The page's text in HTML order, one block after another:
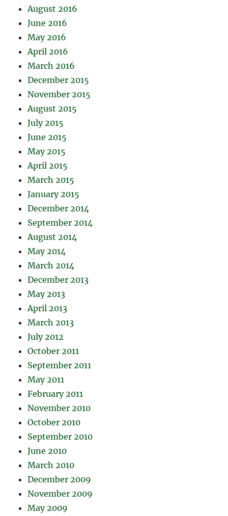
August 2016
June 2016
May 2016
April 2016
March 2016
December 2015
November 2015
August 2015
July 2015
June 2015
May 2015
April 2015
March 2015
January 2015
December 2014
September 2014
August 2014
May 2014
March 2014
December 2013
May 2013
April 2013
March 2013
July 2012
October 2011
September 2011
May 2011
February 2011
November 2010
October 2010
September 2010
June 2010
March 2010
December 2009
November 2009
May 2009